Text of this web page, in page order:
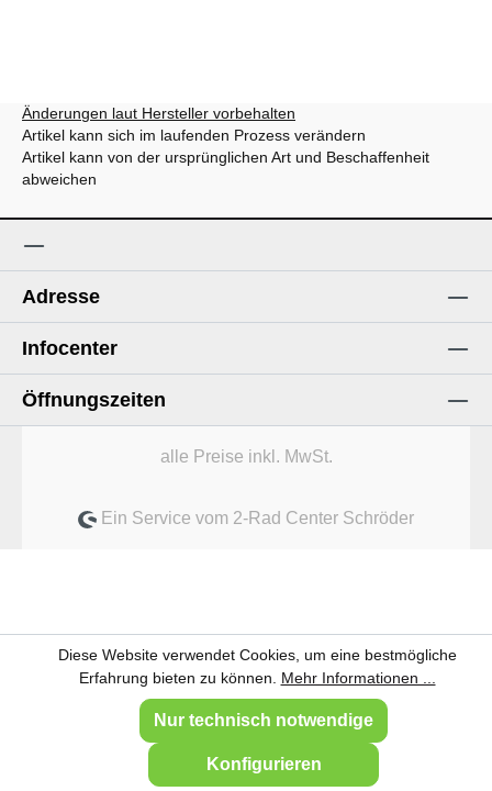
Änderungen laut Hersteller vorbehalten
Artikel kann sich im laufenden Prozess verändern
Artikel kann von der ursprünglichen Art und Beschaffenheit
abweichen
Adresse
Infocenter
Öffnungszeiten
alle Preise inkl. MwSt.
Ein Service vom 2-Rad Center Schröder
Diese Website verwendet Cookies, um eine bestmögliche
Erfahrung bieten zu können. Mehr Informationen ...
Nur technisch notwendige
Konfigurieren